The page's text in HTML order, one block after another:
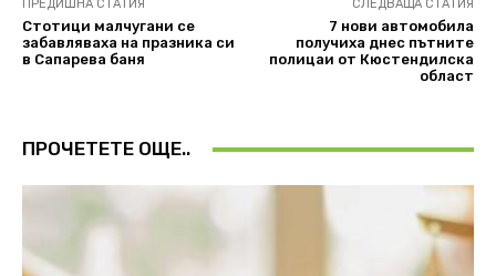
ПРЕДИШНА СТАТИЯ
Стотици малчугани се
забавляваха на празника си
в Сапарева баня
СЛЕДВАЩА СТАТИЯ
7 нови автомобила
получиха днес пътните
полицаи от Кюстендилска
област
ПРОЧЕТЕТЕ ОЩЕ..